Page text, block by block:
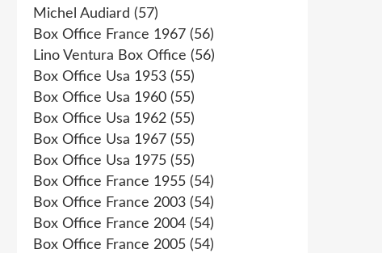
Michel Audiard (57)
Box Office France 1967 (56)
Lino Ventura Box Office (56)
Box Office Usa 1953 (55)
Box Office Usa 1960 (55)
Box Office Usa 1962 (55)
Box Office Usa 1967 (55)
Box Office Usa 1975 (55)
Box Office France 1955 (54)
Box Office France 2003 (54)
Box Office France 2004 (54)
Box Office France 2005 (54)